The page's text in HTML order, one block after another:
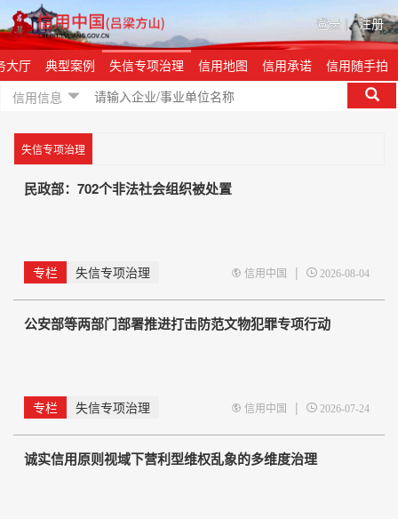
登录 | 注册
大厅 典型案例 失信专项治理 信用地图 信用承诺
信用随手拍
信用信息
失信专项治理
民政部：702个非法社会组织被处置
专栏 失信专项治理 信用中国 | 2026-08-04
公安部等两部门部署推进打击防范文物犯罪专项行动
专栏 失信专项治理 信用中国 | 2026-07-24
诚实信用原则视域下营利型维权乱象的多维度治理